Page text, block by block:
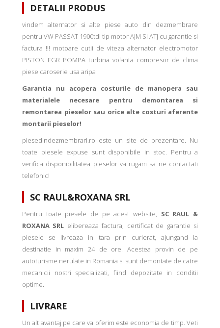
DETALII PRODUS
vindem alternator si alte piese auto din dezmembrare
pentru VW PASSAT 1900tdi tip motor AJM SI ATJ cu garantie si
factura !!! motoare cutii de viteza alternator electromotor
PISTON EGR POMPA turbina volanta compresor de clima
piese caroserie usa aripa
Garantia nu acopera costurile de manopera sau
materialele necesare pentru demontarea si
remontarea pieselor sau orice alte costuri aferente
montarii pieselor!
piesedindezmembrari.ro este un site de prezentare. Nu
toate piesele expuse sunt disponibile in stoc. Pentru a
verifica disponibilitatea pieselor va rugam sa ne contactati
telefonic!
SC RAUL&ROXANA SRL
Pentru toate piesele de pe acest website, SC RAUL &
ROXANA SRL elibereaza factura, certificat de garantie si
piesele se livreaza in tara prin curierat, ajungand la
destinatie in maxim 24 de ore. Acestea provin de pe
autoturisme nerulate in Romania si sunt demontate de catre
mecanicii nostri specializati, fiind depozitate in conditii
optime.
LIVRARE
Un alt avantaj pe care va oferim este economia de timp. Veti